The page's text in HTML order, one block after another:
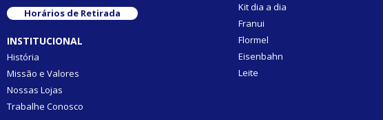
Horários de Retirada
INSTITUCIONAL
História
Missão e Valores
Nossas Lojas
Trabalhe Conosco
Kit dia a dia
Franui
Flormel
Eisenbahn
Leite